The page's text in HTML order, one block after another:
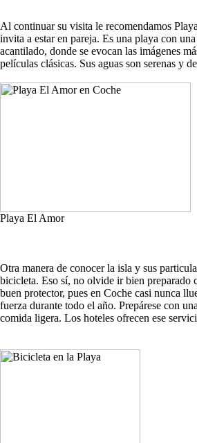
Al continuar su visita le recomendamos
invita a estar en pareja. Es una playa con
acantilado, donde se evocan las imágenes
películas clásicas. Sus aguas son serenas y
Playa El Amor
Otra manera de conocer la isla y sus
bicicleta. Eso sí, no olvide ir bien preparado
buen protector, pues en Coche casi nunca
fuerza durante todo el año. Prepárese con
comida ligera. Los hoteles ofrecen ese